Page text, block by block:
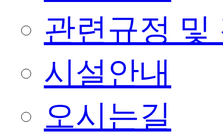
관련규정 및
시설안내
오시는길